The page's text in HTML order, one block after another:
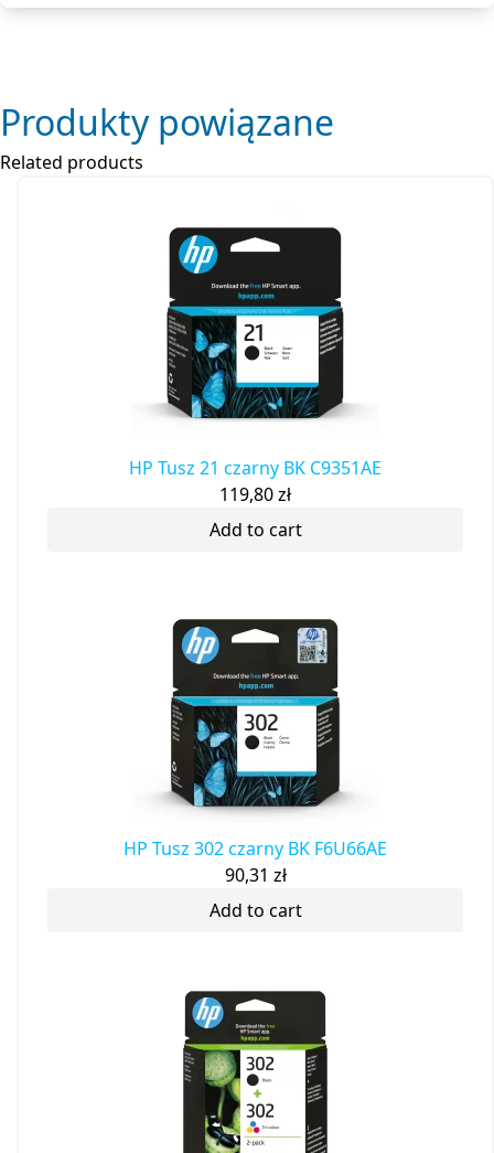
Produkty powiązane
Related products
HP Tusz 21 czarny BK C9351AE
119,80zł
Add to cart
HP Tusz 302 czarny BK F6U66AE
90,31 zł
Add to cart